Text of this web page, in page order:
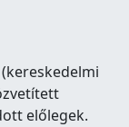
előlegek.